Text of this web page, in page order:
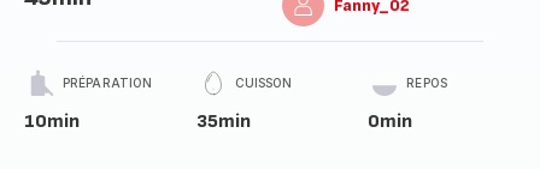
Fanny_02
PRÉPARATION
10min
CUISSON
35min
REPOS
0min